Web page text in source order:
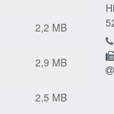
2,2 MB
2,9 MB
2,5 MB